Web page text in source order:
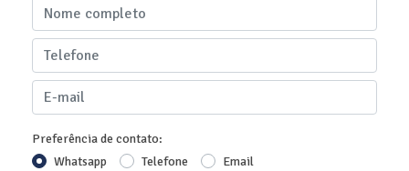
Preferência de contato:
Whatsapp
Telefone Email